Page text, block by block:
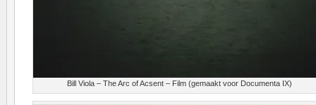
Bill Viola – The Arc of Acsent – Film (gemaakt voor Documenta IX)